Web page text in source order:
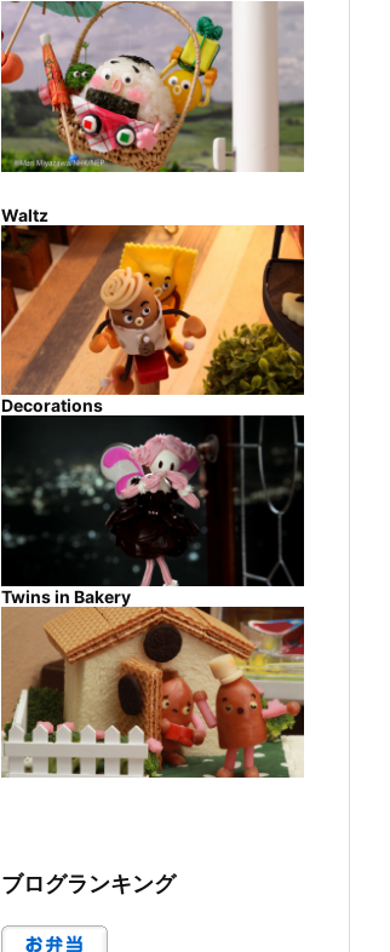
Waltz
Decorations
Twins in Bakery
ブログランキング